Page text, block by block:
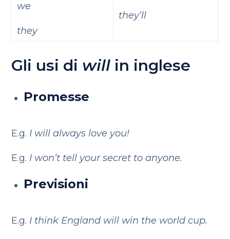
we
they
they’ll
Gli usi di will in inglese
Promesse
E.g. I will always love you!
E.g. I won’t tell your secret to anyone.
Previsioni
E.g. I think England will win the world cup.